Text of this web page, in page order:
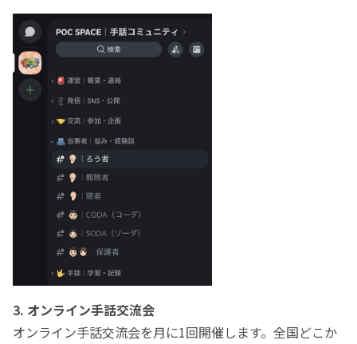
3. オンライン手話交流会
オンライン手話交流会を月に1回開催します。全国どこか